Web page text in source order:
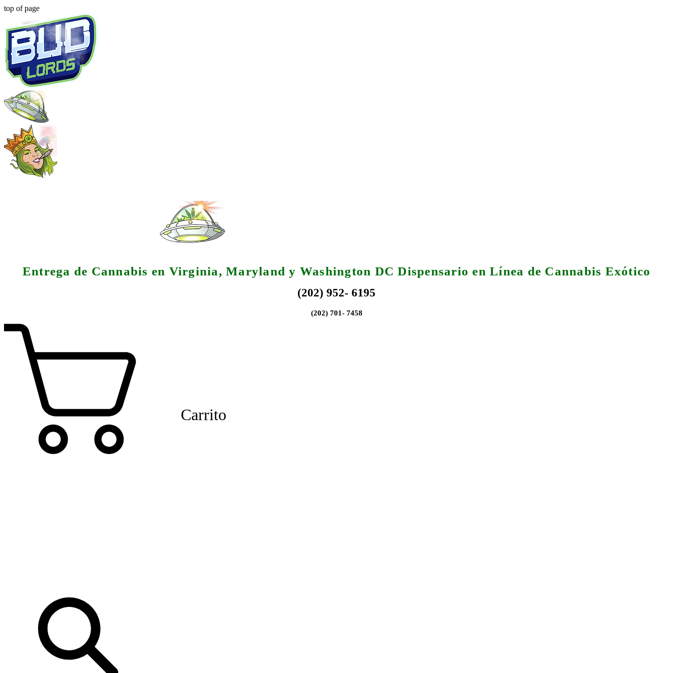
top of page
Entrega de Cannabis en Virginia, Maryland y Washington DC Dispensario en Línea de Cannabis Exótico
(202) 952- 6195
(202) 701- 7458
Carrito